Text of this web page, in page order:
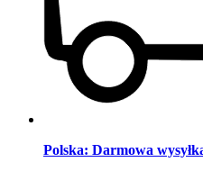
Polska: Darmowa